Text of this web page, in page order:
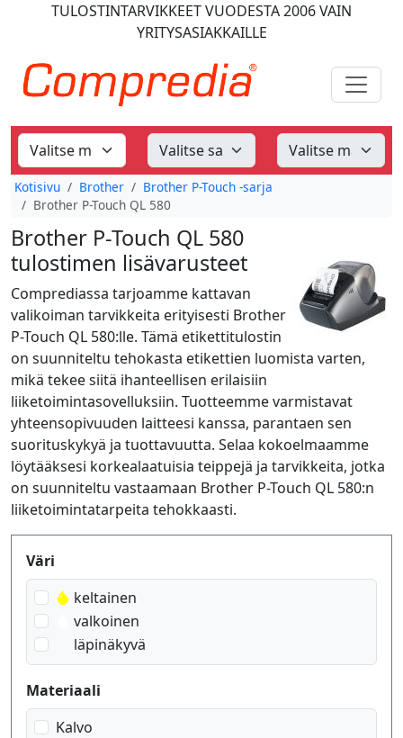
TULOSTINTARVIKKEETVUODESTA 2006VAIN
YRITYSASIAKKAILLE
Kotisivu Brother
Brother P-Touch -sarja
Brother P-Touch QL 580
Brother P-Touch QL 580
tulostimen lisävarusteet
Comprediassa tarjoamme kattavan
valikoiman tarvikkeita erityisesti Brother
P-Touch QL 580:lle. Tämä etikettitulostin
on suunniteltu tehokasta etikettien luomista varten,
mikä tekee siitä ihanteellisen erilaisiin
liiketoimintasovelluksiin. Tuotteemme varmistavat
yhteensopivuuden laitteesi kanssa, parantaen sen
suorituskykyä ja tuottavuutta. Selaa kokoelmaamme
löytääksesi korkealaatuisia teippejä ja tarvikkeita, jotka
on suunniteltu vastaamaan Brother P-Touch QL 580:n
liiketoimintatarpeita tehokkaasti.
Produktfilter
Väri
keltainen
valkoinen
läpinäkyvä
Materiaali
Kalvo